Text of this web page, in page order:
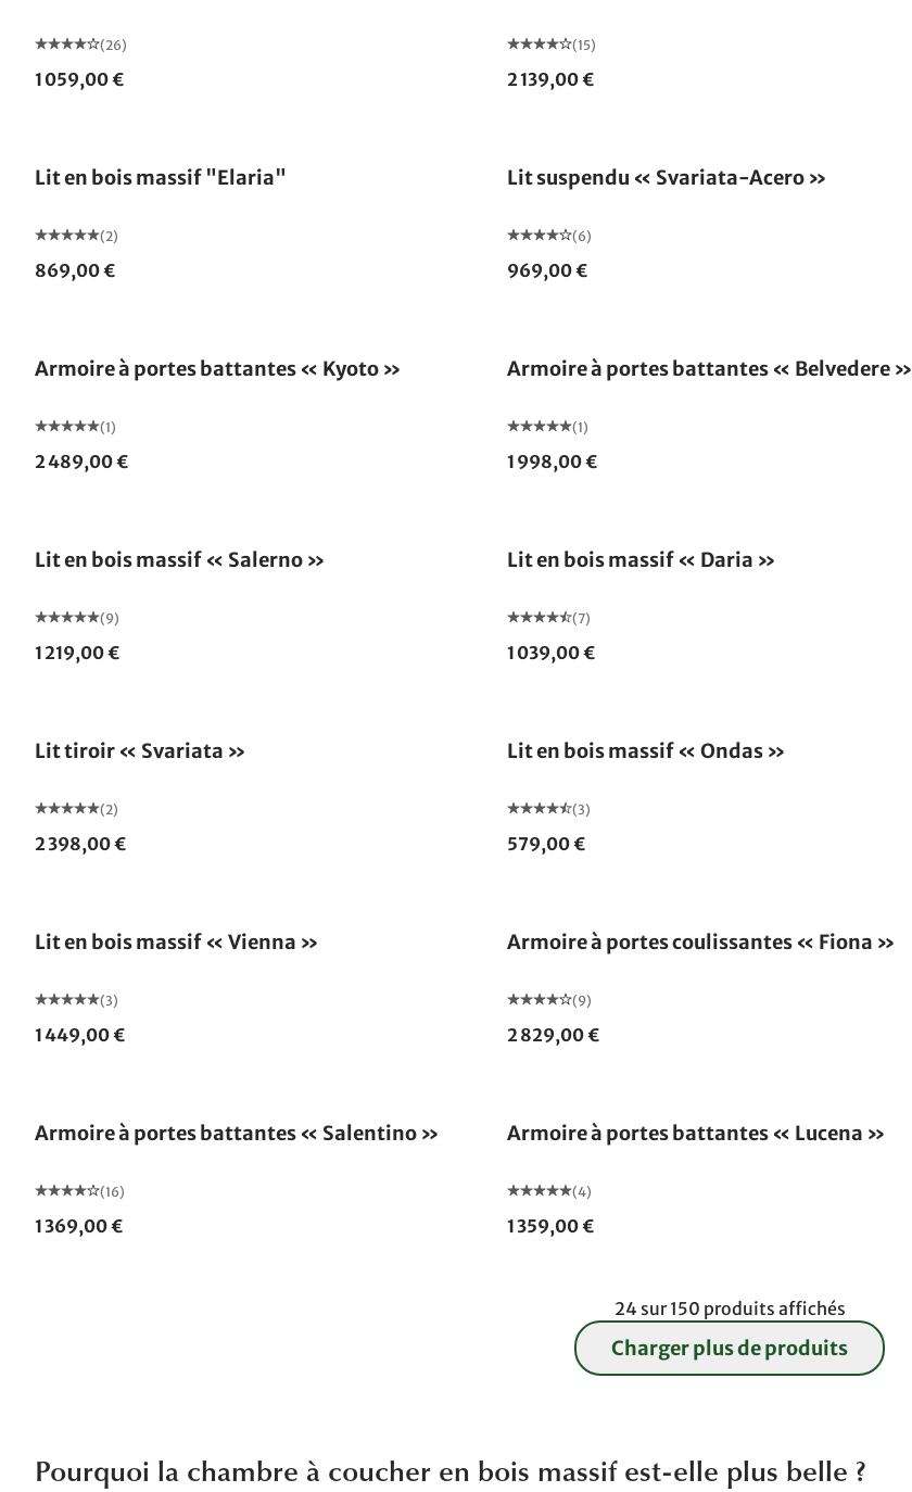
(26)
1 059,00 €
(15)
2 139,00 €
Lit en bois massif "Elaria"
(2)
869,00 €
Lit suspendu « Svariata-Acero »
(6)
969,00 €
Armoire à portes battantes « Kyoto »
(1)
2 489,00 €
Armoire à portes battantes « Belvedere »
(1)
1 998,00 €
Lit en bois massif « Salerno »
(9)
1 219,00 €
Lit en bois massif « Daria »
(7)
1 039,00 €
Lit tiroir « Svariata »
(2)
2 398,00 €
Lit en bois massif « Ondas »
(3)
579,00 €
Lit en bois massif « Vienna »
(3)
1 449,00 €
Armoire à portes coulissantes « Fiona »
(9)
2 829,00 €
Armoire à portes battantes « Salentino »
(16)
1 369,00 €
Armoire à portes battantes « Lucena »
(4)
1 359,00 €
24 sur 150 produits affichés
Charger plus de produits
Pourquoi la chambre à coucher en bois massif est-elle plus belle ?